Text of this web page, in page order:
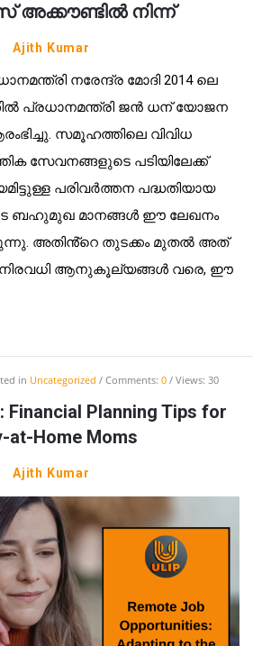
നിന്ന്
Ajith Kumar
നരേന്ദ്ര മോദി 2014 ലെ
പ്രധാനമന്ത്രി ജൻ ധന് യോജന
സമൂഹത്തിലെ വിവിധ
സേവനങ്ങളുടെ പടിയിലേക്ക്
പരിവർത്തന പദ്ധതിയായ
ബഹുമുഖ മാനങ്ങൾ ഈ ലേഖനം
അതിൻ്റെ തുടക്കം മുതൽ അത്
നിരവധി ആനുകൂല്യങ്ങൾ വരെ, ഈ
in Uncategorized Comments: 0 Views: 30
Financial Planning Tips for
at-Home Moms
Ajith Kumar